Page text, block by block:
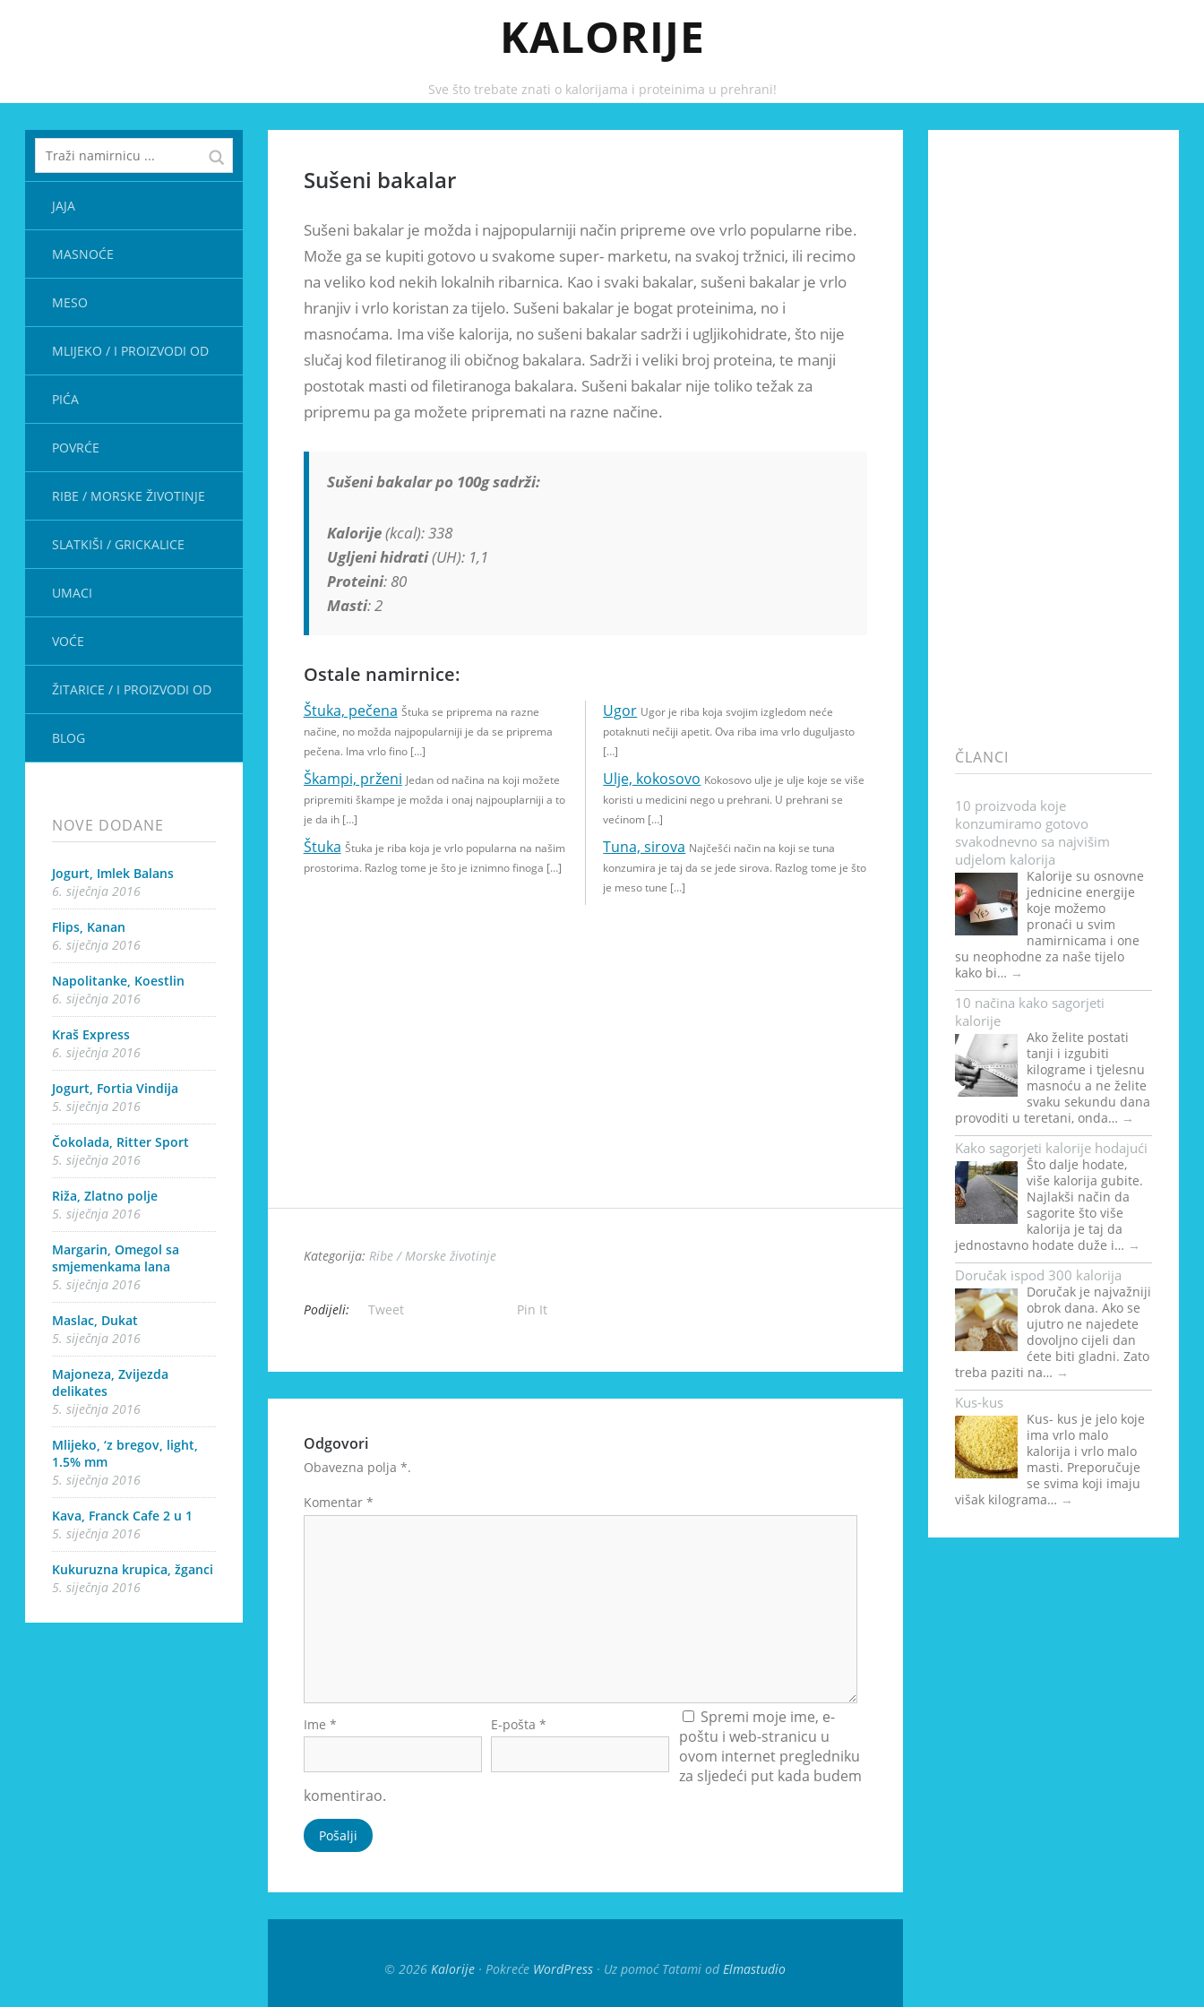
KALORIJE
Sve što trebate znati o kalorijama i proteinima u prehrani!
JAJA
MASNOĆE
MESO
MLIJEKO / I PROIZVODI OD
PIĆA
POVRĆE
RIBE / MORSKE ŽIVOTINJE
SLATKIŠI / GRICKALICE
UMACI
VOĆE
ŽITARICE / I PROIZVODI OD
BLOG
NOVE DODANE
Jogurt, Imlek Balans
6. siječnja 2016
Flips, Kanan
6. siječnja 2016
Napolitanke, Koestlin
6. siječnja 2016
Kraš Express
6. siječnja 2016
Jogurt, Fortia Vindija
5. siječnja 2016
Čokolada, Ritter Sport
5. siječnja 2016
Riža, Zlatno polje
5. siječnja 2016
Margarin, Omegol sa
smjemenkama lana
5. siječnja 2016
Maslac, Dukat
5. siječnja 2016
Majoneza, Zvijezda
delikates
5. siječnja 2016
Mlijeko, ‘z bregov, light,
1.5% mm
5. siječnja 2016
Kava, Franck Cafe 2 u 1
5. siječnja 2016
Kukuruzna krupica, žganci
5. siječnja 2016
Sušeni bakalar
Sušeni bakalar je možda i najpopularniji način pripreme ove vrlo popularne ribe.
Može ga se kupiti gotovo u svakome super- marketu, na svakoj tržnici, ili recimo
na veliko kod nekih lokalnih ribarnica. Kao i svaki bakalar, sušeni bakalar je vrlo
hranjiv i vrlo koristan za tijelo. Sušeni bakalar je bogat proteinima, no i
masnoćama. Ima više kalorija, no sušeni bakalar sadrži i ugljikohidrate, što nije
slučaj kod filetiranog ili običnog bakalara. Sadrži i veliki broj proteina, te manji
postotak masti od filetiranoga bakalara. Sušeni bakalar nije toliko težak za
pripremu pa ga možete pripremati na razne načine.
Sušeni bakalar po 100g sadrži:
Kalorije(kcal): 338
Ugljeni hidrati(UH): 1,1
Proteini: 80
Masti: 2
Ostale namirnice:
Štuka, pečena Štuka se priprema na razne
načine, no možda najpopularniji je da se priprema
pečena. Ima vrlo fino […]
Škampi, prženi Jedan od načina na koji možete
pripremiti škampe je možda i onaj najpouplarniji a to
je da ih […]
Štuka Štuka je riba koja je vrlo popularna na našim
prostorima. Razlog tome je što je iznimno finoga […]
Ugor Ugor je riba koja svojim izgledom neće
potaknuti nečiji apetit. Ova riba ima vrlo duguljasto
[…]
Ulje, kokosovo Kokosovo ulje je ulje koje se više
koristi u medicini nego u prehrani. U prehrani se
većinom […]
Tuna, sirova Najčešći način na koji se tuna
konzumira je taj da se jede sirova. Razlog tome je što
je meso tune […]
Kategorija: Ribe / Morske životinje
Podijeli: Tweet Pin It
Odgovori
Obavezna polja *.
Komentar *
Ime * E-pošta*
Spremi moje ime, e-
poštu i web-stranicu u
ovom internet pregledniku
za sljedeći put kada budem
komentirao.
© 2026Kalorije Pokreće WordPress Uz pomoć Tatami odElmastudio
ČLANCI
10 proizvoda koje
konzumiramo gotovo
svakodnevno sa najvišim
udjelom kalorija
Kalorije su osnovne
jednicine energije
koje možemo
pronaći u svim
namirnicama i one
su neophodne za naše tijelo
kako bi… →
10 načina kako sagorjeti
kalorije
Ako želite postati
tanji i izgubiti
kilograme i tjelesnu
masnoću a ne želite
svaku sekundu dana
provoditi u teretani, onda… →
Kako sagorjeti kalorije hodajući
Što dalje hodate,
više kalorija gubite.
Najlakši način da
sagorite što više
kalorija je taj da
jednostavno hodate duže i… →
Doručak ispod 300 kalorija
Doručak je najvažniji
obrok dana. Ako se
ujutro ne najedete
dovoljno cijeli dan
ćete biti gladni. Zato
treba paziti na… →
Kus-kus
Kus- kus je jelo koje
ima vrlo malo
kalorija i vrlo malo
masti. Preporučuje
se svima koji imaju
višak kilograma… →